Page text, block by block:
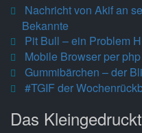
Nachricht von Akif an
Bekannte
Pit Bull – ein Problem
Mobile Browser per
Gummibärchen – der
#TGIF der
Das